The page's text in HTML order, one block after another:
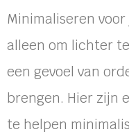
Minimaliseren
alleen om lichter
een gevoel van
brengen. Hier zijn
te helpen